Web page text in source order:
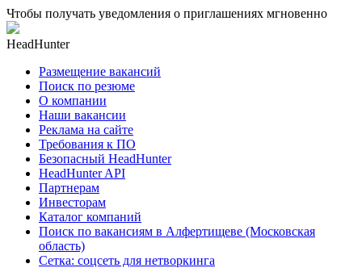
Чтобы получать уведомления о приглашениях мгновенно
HeadHunter
Размещение вакансий
Поиск по резюме
О компании
Наши вакансии
Реклама на сайте
Требования к ПО
Безопасный HeadHunter
HeadHunter API
Партнерам
Инвесторам
Каталог компаний
Поиск по вакансиям в Алфертищеве (Московская
область)
Сетка: соцсеть для нетворкинга